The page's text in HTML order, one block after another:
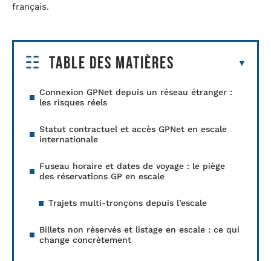
français.
Table des matières
Connexion GPNet depuis un réseau étranger :
les risques réels
Statut contractuel et accès GPNet en escale
internationale
Fuseau horaire et dates de voyage : le piège
des réservations GP en escale
Trajets multi-tronçons depuis l’escale
Billets non réservés et listage en escale : ce qui
change concrètement